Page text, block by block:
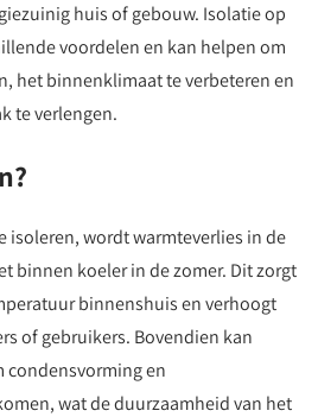
huis of gebouw. Isolatie op
voordelen en kan helpen om
het binnenklimaat te verbeteren en
te verlengen.
isoleren, wordt warmteverlies in de
binnen koeler in de zomer. Dit zorgt
binnenshuis en verhoogt
of gebruikers. Bovendien kan
condensvorming en
wat de duurzaamheid van het